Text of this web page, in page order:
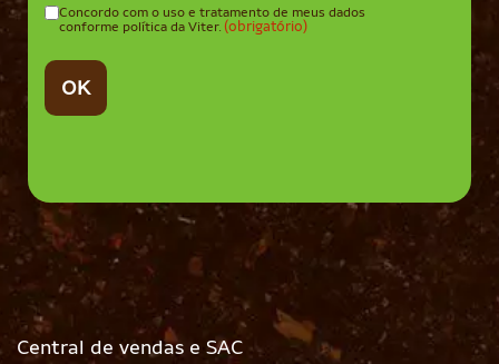
Consentir
Concordo com o uso e tratamento de meus dados
conforme política da Viter. (obrigatório)
Central de vendas e SAC